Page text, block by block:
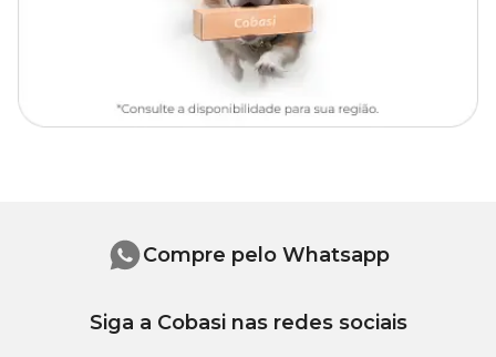
Compre pelo Whatsapp
Siga a Cobasi nas redes sociais